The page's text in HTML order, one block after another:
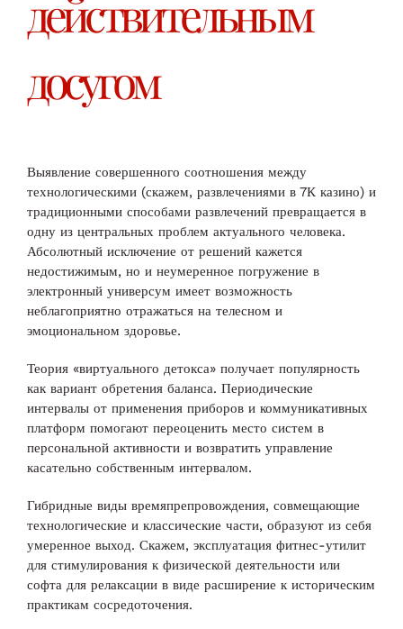
действительным
досугом
Выявление совершенного соотношения между
технологическими (скажем, развлечениями в 7К казино) и
традиционными способами развлечений превращается в
одну из центральных проблем актуального человека.
Абсолютный исключение от решений кажется
недостижимым, но и неумеренное погружение в
электронный универсум имеет возможность
неблагоприятно отражаться на телесном и
эмоциональном здоровье.
Теория «виртуального детокса» получает популярность
как вариант обретения баланса. Периодические
интервалы от применения приборов и коммуникативных
платформ помогают переоценить место систем в
персональной активности и возвратить управление
касательно собственным интервалом.
Гибридные виды времяпрепровождения, совмещающие
технологические и классические части, образуют из себя
умеренное выход. Скажем, эксплуатация фитнес-утилит
для стимулирования к физической деятельности или
софта для релаксации в виде расширение к историческим
практикам сосредоточения.